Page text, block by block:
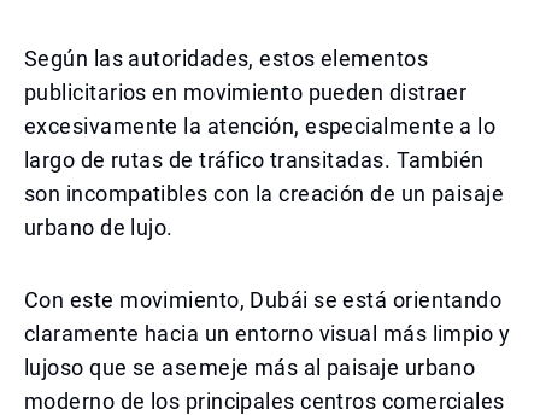
Según las autoridades, estos elementos
publicitarios en movimiento pueden distraer
excesivamente la atención, especialmente a lo
largo de rutas de tráfico transitadas. También
son incompatibles con la creación de un paisaje
urbano de lujo.
Con este movimiento, Dubái se está orientando
claramente hacia un entorno visual más limpio y
lujoso que se asemeje más al paisaje urbano
moderno de los principales centros comerciales